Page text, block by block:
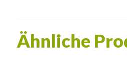
Ähnliche